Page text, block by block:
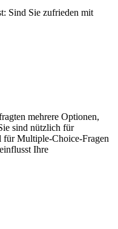
Sind Sie zufrieden mit
mehrere Optionen,
sind nützlich für
für Multiple-Choice-Fragen
Ihre